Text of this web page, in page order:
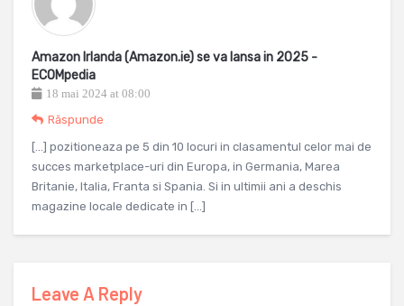
Amazon Irlanda (Amazon.ie) se va lansa in 2025 -
ECOMpedia
18 mai 2024 at 08:00
Răspunde
[…] pozitioneaza pe 5 din 10 locuri in clasamentul celor mai de
succes marketplace-uri din Europa, in Germania, Marea
Britanie, Italia, Franta si Spania. Si in ultimii ani a deschis
magazine locale dedicate in […]
Leave A Reply